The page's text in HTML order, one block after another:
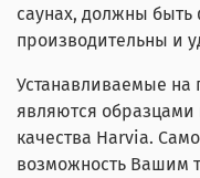
саунах, должны
производительны и
Устанавливаемые на
являются
качества Harvia.
возможность Вашим